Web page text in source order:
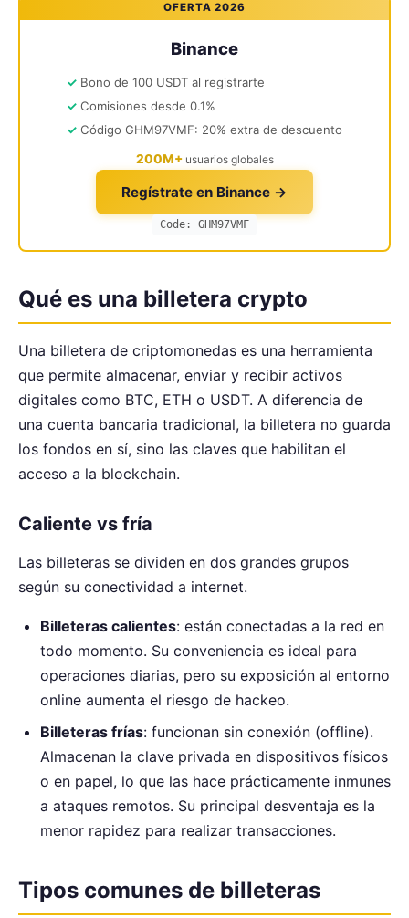
OFERTA 2026
Binance
Bono de 100 USDT al registrarte
Comisiones desde 0.1%
Código GHM97VMF: 20% extra de descuento
200M+ usuarios globales
Regístrate en Binance →
Code: GHM97VMF
Qué es una billetera crypto
Una billetera de criptomonedas es una herramienta
que permite almacenar, enviar y recibir activos
digitales como BTC, ETH o USDT. A diferencia de
una cuenta bancaria tradicional, la billetera no guarda
los fondos en sí, sino las claves que habilitan el
acceso a la blockchain.
Caliente vs fría
Las billeteras se dividen en dos grandes grupos
según su conectividad a internet.
Billeteras calientes: están conectadas a la red en
todo momento. Su conveniencia es ideal para
operaciones diarias, pero su exposición al entorno
online aumenta el riesgo de hackeo.
Billeteras frías: funcionan sin conexión (offline).
Almacenan la clave privada en dispositivos físicos
o en papel, lo que las hace prácticamente inmunes
a ataques remotos. Su principal desventaja es la
menor rapidez para realizar transacciones.
Tipos comunes de billeteras